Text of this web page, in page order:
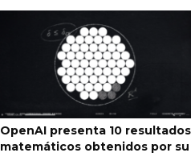
OpenAI presenta 10 resultados
matemáticos obtenidos por su